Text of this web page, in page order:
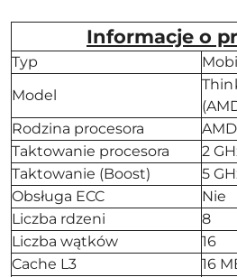
Informacje o
Typ
Model
Rodzina procesora
Taktowanie procesora
2
Taktowanie (Boost)
5
Obsługa ECC
Nie
Liczba rdzeni
8
Liczba wątków
16
Cache L3
16